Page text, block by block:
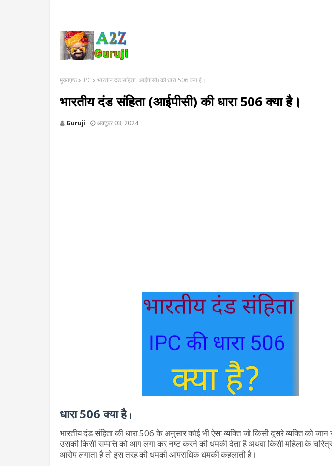
मुख्यपृष्ठ IPC भारतीय दंड संहिता (आईपीसी) की धारा 506 क्या है।
भारतीय दंड संहिता (आईपीसी) की धारा 506 क्या है।
Guruji अक्टूबर 03, 2024
धारा 506 क्या है।
भारतीय दंड संहिता की धारा 506 के अनुसार कोई भी ऐसा व्यक्ति जो किसी दूसरे व्यक्ति को
उसकी किसी सम्पत्ति को आग लगा कर नष्ट करने की धमकी देता है अथवा किसी महिला के
आरोप लगाता है तो इस तरह की धमकी आपराधिक धमकी कहलाती है।